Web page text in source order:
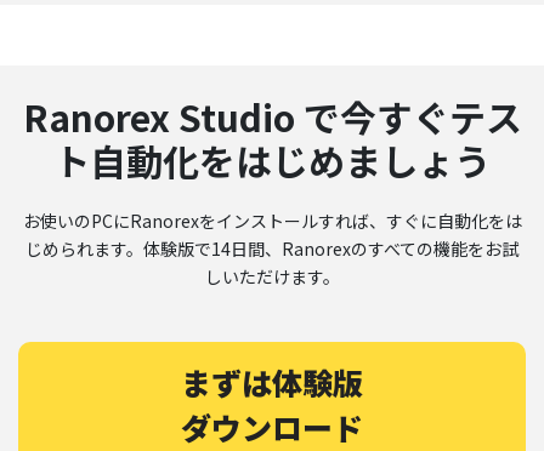
Ranorex Studio で今すぐテス
ト自動化をはじめましょう
お使いのPCにRanorexをインストールすれば、すぐに自動化をは
じめられます。体験版で14日間、Ranorexのすべての機能をお試
しいただけます。
まずは体験版
ダウンロード